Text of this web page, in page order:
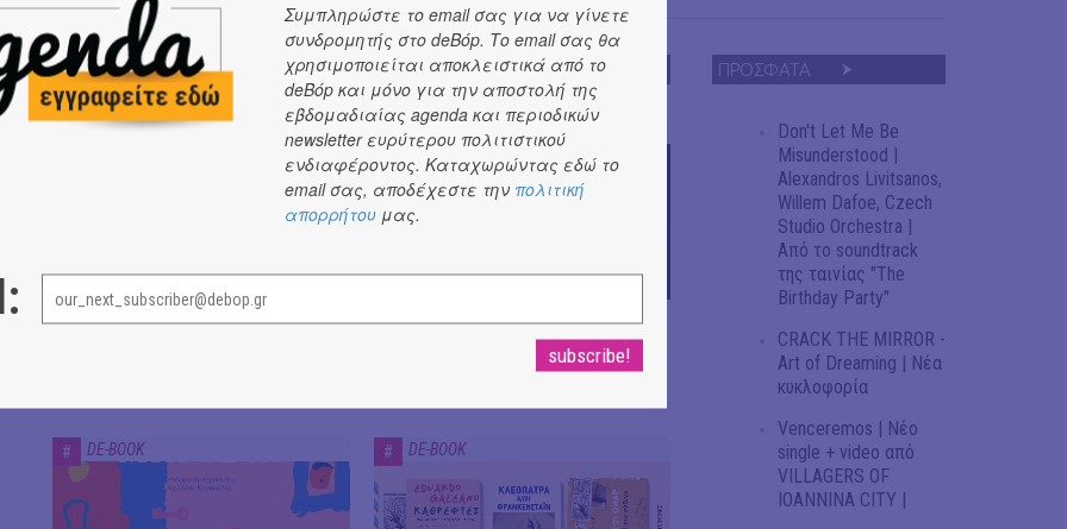
DE-BOOK
DE-BOOK
Διαβάσαμε: «Η πηγή των
#
Η Rene Karabash στις
εκδόσεις Μεταίχμιο
# DE-BOOK # DE-BOOK
ΠΡΟΣΦΑΤΑ
Don't Let Me Be
Misunderstood |
Alexandros Livitsanos,
Willem Dafoe, Czech
Studio Orchestra |
Από το soundtrack
της ταινίας "The
Birthday Party"
CRACK THE MIRROR -
Art of Dreaming | Νέα
κυκλοφορία
Venceremos | Νέο
single + video από
VILLAGERS OF
IOANNINA CITY |
Συμπληρώστε το email σας για να γίνετε
συνδρομητής στο deBόp. Το email σας θα
χρησιμοποιείται αποκλειστικά από το
deBόp και μόνο για την αποστολή της
εβδομαδιαίας agenda και περιοδικών
newsletter ευρύτερου πολιτιστικού
ενδιαφέροντος. Καταχωρώντας εδώ το
email σας, αποδέχεστε την πολιτική
απορρήτου μας.